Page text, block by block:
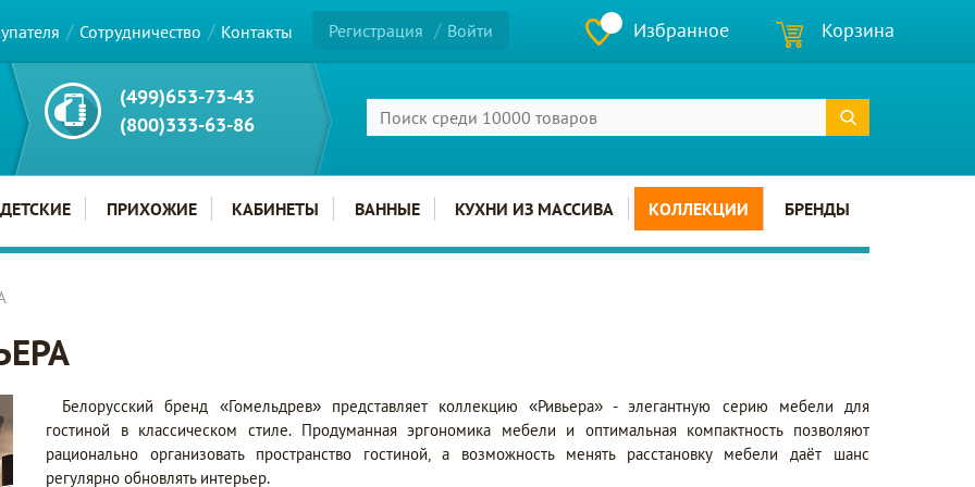
Сотрудничество Контакты Регистрация Войти Избранное Корзина
(499)653-73-43
(800)333-63-86
ДЕТСКИЕ ПРИХОЖИЕ КАБИНЕТЫ ВАННЫЕ КУХНИ ИЗ МАССИВА КОЛЛЕКЦИИ БРЕНДЫ
Белорусский бренд «Гомельдрев» представляет коллекцию «Ривьера» - элегантную серию мебели для
гостиной в классическом стиле. Продуманная эргономика мебели и оптимальная компактность позволяют
рационально организовать пространство гостиной, а возможность менять расстановку мебели даёт шанс
регулярно обновлять интерьер.